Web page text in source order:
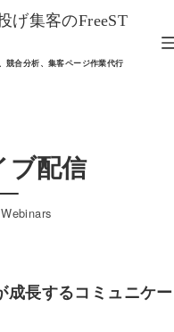
競合分析、集客ページ作業代行
げ集客のFreeST
ブ配信
成長するコミュニケー